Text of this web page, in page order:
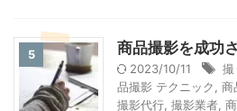
5 商品撮影を成功
2023/10/11 撮
品撮影 テクニック
商
撮影代行 撮影業者